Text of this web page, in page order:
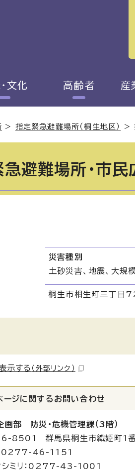
文化 高齢者 産
> 指定緊急避難場所（桐生地区） >
避難場所・市民
災害種別
土砂災害、地震、大規
桐生市相生町三丁目
示する （外部リンク）
ージに関する お問い合わせ
画部 防災・危機管理課（3階）
8501 群馬県桐生市織姫町1
0277-46-1151
シミリ：0277-43-1001